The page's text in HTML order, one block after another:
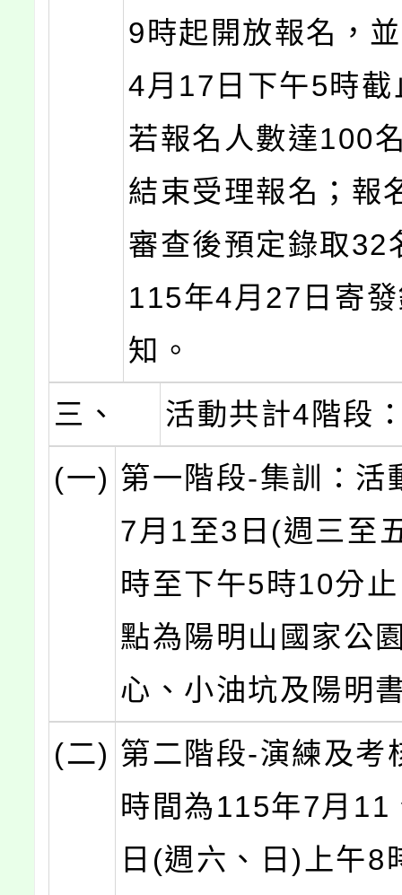
9時起開放報名，
4月17日下午5時截
若報名人數達100
結束受理報名；報
審查後預定錄取32
115年4月27日寄
知。
三、
活動共計4階段
(一) 第一階段-集訓：活
7月1至3日(週三至
時至下午5時10分
點為陽明山國家公
心、小油坑及陽明
(二) 第二階段-演練及考
時間為115年7月11
日(週六、日)上午8